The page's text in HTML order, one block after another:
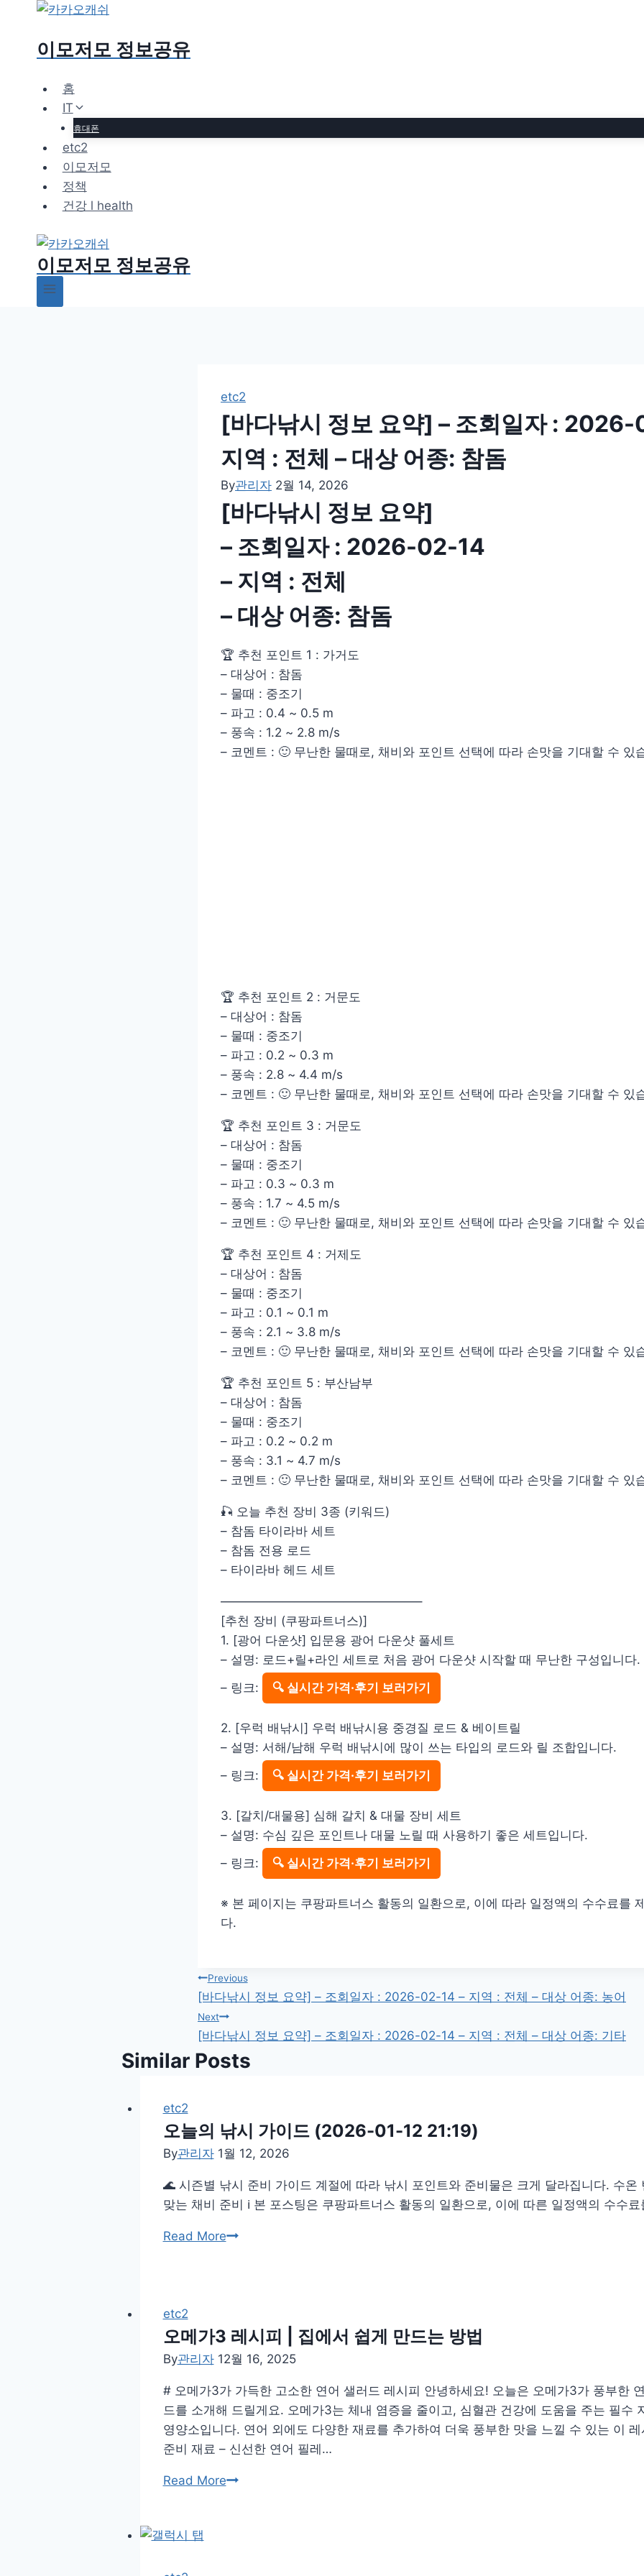
content이모저모 정보공유
홈
IT
휴대폰
etc2
이모저모
정책
건강 l health
이모저모 정보공유
etc2
[바다낚시 정보 요약] – 조회일자 :
지역 : 전체 – 대상 어종: 참돔
By관리자 2월 14, 2026
[바다낚시 정보 요약]
– 조회일자 : 2026-02-14
– 지역 : 전체
– 대상 어종: 참돔
🏆 추천 포인트 1 : 가거도
– 대상어 : 참돔
– 물때 : 중조기
– 파고 : 0.4 ~ 0.5 m
– 풍속 : 1.2 ~ 2.8 m/s
– 코멘트 : 🙂 무난한 물때로, 채비와 포인트 선택에 따라 손맛을 기대할 수 있
🏆 추천 포인트 2 : 거문도
– 대상어 : 참돔
– 물때 : 중조기
– 파고 : 0.2 ~ 0.3 m
– 풍속 : 2.8 ~ 4.4 m/s
– 코멘트 : 🙂 무난한 물때로, 채비와 포인트 선택에 따라 손맛을 기대할 수 있
🏆 추천 포인트 3 : 거문도
– 대상어 : 참돔
– 물때 : 중조기
– 파고 : 0.3 ~ 0.3 m
– 풍속 : 1.7 ~ 4.5 m/s
– 코멘트 : 🙂 무난한 물때로, 채비와 포인트 선택에 따라 손맛을 기대할 수 있
🏆 추천 포인트 4 : 거제도
– 대상어 : 참돔
– 물때 : 중조기
– 파고 : 0.1 ~ 0.1 m
– 풍속 : 2.1 ~ 3.8 m/s
– 코멘트 : 🙂 무난한 물때로, 채비와 포인트 선택에 따라 손맛을 기대할 수 있
🏆 추천 포인트 5 : 부산남부
– 대상어 : 참돔
– 물때 : 중조기
– 파고 : 0.2 ~ 0.2 m
– 풍속 : 3.1 ~ 4.7 m/s
– 코멘트 : 🙂 무난한 물때로, 채비와 포인트 선택에 따라 손맛을 기대할 수 있
🎣 오늘 추천 장비 3종 (키워드)
– 참돔 타이라바 세트
– 참돔 전용 로드
– 타이라바 헤드 세트
————————————————–
[추천 장비 (쿠팡파트너스)]
1. [광어 다운샷] 입문용 광어 다운샷 풀세트
– 설명: 로드+릴+라인 세트로 처음 광어 다운샷 시작할 때 무난한 구성입니다.
– 링크:
🔍 실시간 가격·후기 보러가기
2. [우럭 배낚시] 우럭 배낚시용 중경질 로드 & 베이트릴
– 설명: 서해/남해 우럭 배낚시에 많이 쓰는 타입의 로드와 릴 조합입니다.
– 링크:
🔍 실시간 가격·후기 보러가기
3. [갈치/대물용] 심해 갈치 & 대물 장비 세트
– 설명: 수심 깊은 포인트나 대물 노릴 때 사용하기 좋은 세트입니다.
– 링크:
🔍 실시간 가격·후기 보러가기
※ 본 페이지는 쿠팡파트너스 활동의 일환으로, 이에 따라 일정액의 수수료를
다.
글
탐
색
Previous
[바다낚시 정보 요약] – 조회일자 : 2026-02-14 – 지역 : 전체 – 대상 어종: 농어
Next
[바다낚시 정보 요약] – 조회일자 : 2026-02-14 – 지역 : 전체 – 대상 어종: 기타
Similar Posts
etc2
오늘의 낚시 가이드 (2026-01-12 21:19)
By관리자 1월 12, 2026
🌊 시즌별 낚시 준비 가이드 계절에 따라 낚시 포인트와 준비물은 크게 달라집니다. 수
맞는 채비 준비 ℹ️ 본 포스팅은 쿠팡파트너스 활동의 일환으로, 이에 따른 일정액의 수수
Read More오
가
이
(2026-
01-
12
21:19)
etc2
오메가3 레시피 | 집에서 쉽게 만드는 방법
By관리자 12월 16, 2025
# 오메가3가 가득한 고소한 연어 샐러드 레시피 안녕하세요! 오늘은 오메가3가 풍부한
드를 소개해 드릴게요. 오메가3는 체내 염증을 줄이고, 심혈관 건강에 도움을 주는 필수
영양소입니다. 연어 외에도 다양한 재료를 추가하여 더욱 풍부한 맛을 느낄 수 있는 이
준비 재료 – 신선한 연어 필레…
Read More오